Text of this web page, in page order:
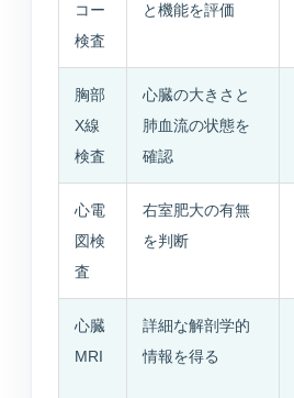
コー
検査
と機能を評価
胸部
X線
検査
心臓の大きさと
肺血流の状態を
確認
心電
図検
査
右室肥大の有無
を判断
心臓
MRI
詳細な解剖学的
情報を得る